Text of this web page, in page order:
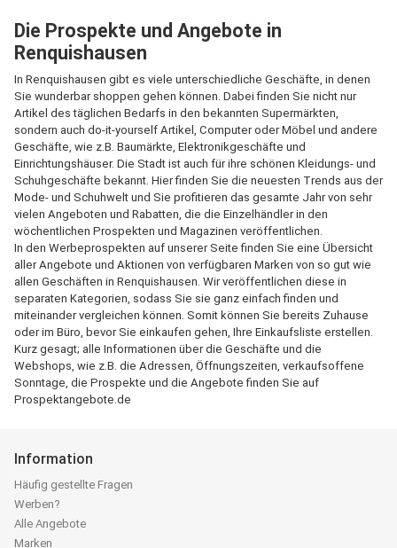
Die Prospekte und Angebote in
Renquishausen
In Renquishausen gibt es viele unterschiedliche Geschäfte, in denen
Sie wunderbar shoppen gehen können. Dabei finden Sie nicht nur
Artikel des täglichen Bedarfs in den bekannten Supermärkten,
sondern auch do-it-yourself Artikel, Computer oder Möbel und andere
Geschäfte, wie z.B. Baumärkte, Elektronikgeschäfte und
Einrichtungshäuser. Die Stadt ist auch für ihre schönen Kleidungs- und
Schuhgeschäfte bekannt. Hier finden Sie die neuesten Trends aus der
Mode- und Schuhwelt und Sie profitieren das gesamte Jahr von sehr
vielen Angeboten und Rabatten, die die Einzelhändler in den
wöchentlichen Prospekten und Magazinen veröffentlichen.
In den Werbeprospekten auf unserer Seite finden Sie eine Übersicht
aller Angebote und Aktionen von verfügbaren Marken von so gut wie
allen Geschäften in Renquishausen. Wir veröffentlichen diese in
separaten Kategorien, sodass Sie sie ganz einfach finden und
miteinander vergleichen können. Somit können Sie bereits Zuhause
oder im Büro, bevor Sie einkaufen gehen, Ihre Einkaufsliste erstellen.
Kurz gesagt; alle Informationen über die Geschäfte und die
Webshops, wie z.B. die Adressen, Öffnungszeiten, verkaufsoffene
Sonntage, die Prospekte und die Angebote finden Sie auf
Prospektangebote.de
Information
Häufig gestellte Fragen
Werben?
Alle Angebote
Marken